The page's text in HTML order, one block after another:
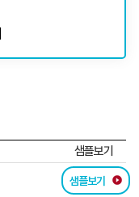
샘플보기
샘플보기